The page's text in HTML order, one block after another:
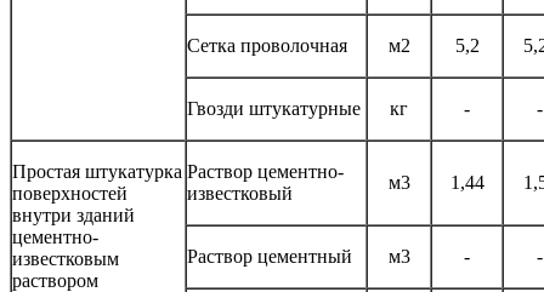
Сетка проволочная м2 5,2
Гвозди штукатурные кг - -
Простая штукатурка
поверхностей
внутри зданий
цементно-
известковым
раствором
Раствор цементно-
известковый
м3 1,44
Раствор цементный м3 - -